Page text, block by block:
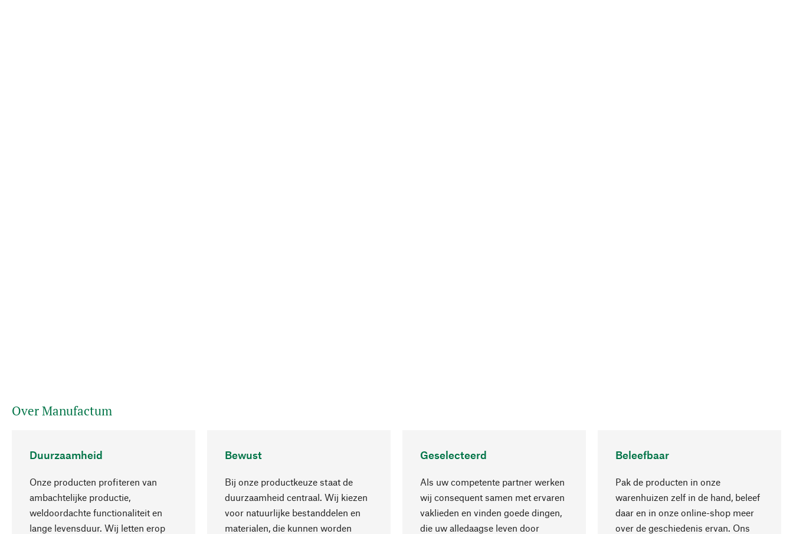
Over Manufactum
Duurzaamheid
Onze producten profiteren van
ambachtelijke productie,
weldoordachte functionaliteit en
lange levensduur. Wij letten erop
Bewust
Bij onze productkeuze staat de
duurzaamheid centraal. Wij kiezen
voor natuurlijke bestanddelen en
materialen, die kunnen worden
Geselecteerd
Als uw competente partner werken
wij consequent samen met ervaren
vaklieden en vinden goede dingen,
die uw alledaagse leven door
Beleefbaar
Pak de producten in onze
warenhuizen zelf in de hand, beleef
daar en in onze online-shop meer
over de geschiedenis ervan. Ons
Naar boven